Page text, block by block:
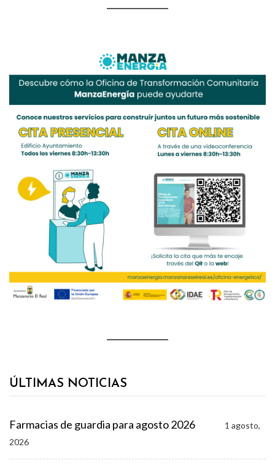
ÚLTIMAS NOTICIAS
Farmacias de guardia para agosto 2026
1 agosto,
2026